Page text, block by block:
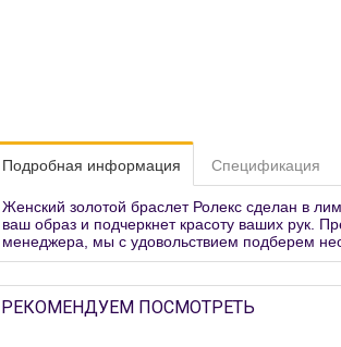
Подробная информация
Женский золотой браслет Ролекс сделан в
ваш образ и подчеркнет красоту ваших рук.
менеджера, мы с удовольствием подберем
Спецификация
РЕКОМЕНДУЕМ ПОСМОТРЕТЬ